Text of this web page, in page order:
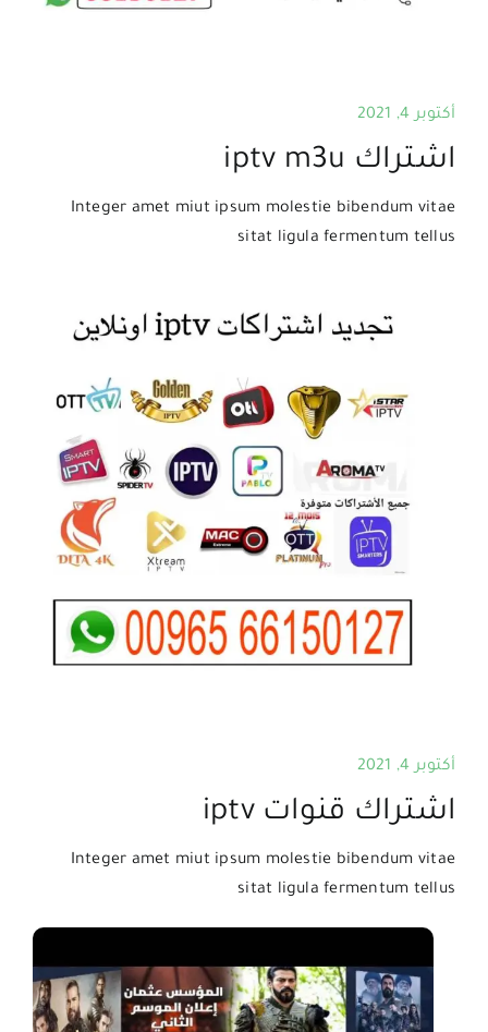
أكتوبر 4, 2021
اشتراك iptv m3u
Integer amet miut ipsum molestie bibendum vitae
sitat ligula fermentum tellus
أكتوبر 4, 2021
اشتراك قنوات iptv
Integer amet miut ipsum molestie bibendum vitae
sitat ligula fermentum tellus